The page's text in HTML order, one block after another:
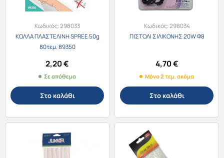
Κωδικός:298033
ΚΟΛΛΑ ΠΛΑΣΤΕΛΙΝΗ SPREE 50g
80τεμ. 89350
2,20€
Σε απόθεμα
Στο καλάθι
Κωδικός:298034
ΠΙΣΤΟΛΙ ΣΙΛΙΚΟΝΗΣ 20W Φ8
4,70€
Μόνο 2 τεμ. ακόμα
Στο καλάθι